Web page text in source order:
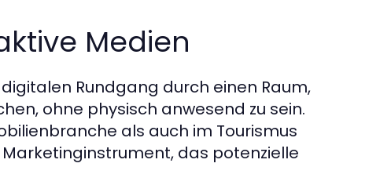
Medien
Rundgang durch einen Raum,
ohne physisch anwesend zu sein.
als auch im Tourismus
das potenzielle